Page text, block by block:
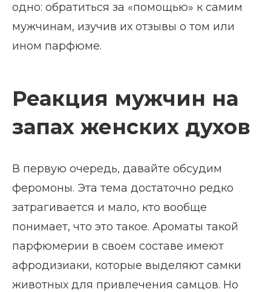
одно: обратиться за «помощью» к самим
мужчинам, изучив их отзывы о том или
ином парфюме.
Реакция мужчин на
запах женских духов
В первую очередь, давайте обсудим
феромоны. Эта тема достаточно редко
затрагивается и мало, кто вообще
понимает, что это такое. Ароматы такой
парфюмерии в своем составе имеют
афродизиаки, которые выделяют самки
животных для привлечения самцов. Но